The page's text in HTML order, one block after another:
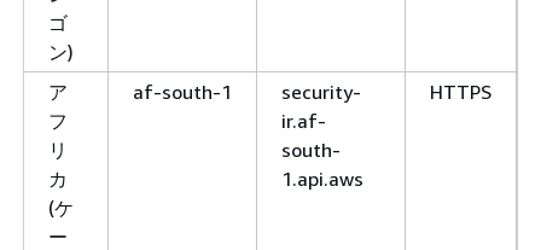
ゴ
ン)
ア
フ
リ
カ
(ケ
ー
af-south-1
security-
ir.af-
south-
1.api.aws
HTTPS